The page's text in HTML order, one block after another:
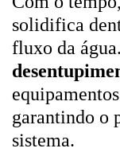
solidifica
fluxo da
garantindo o
sistema.